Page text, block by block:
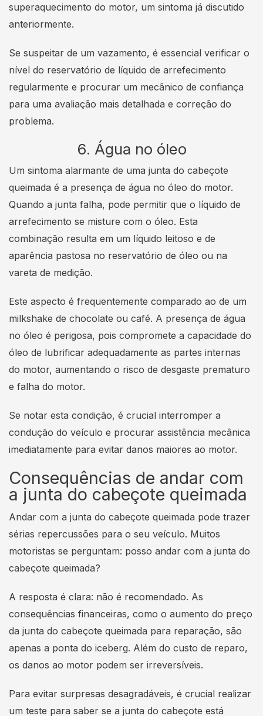
superaquecimento do motor, um sintoma já discutido
anteriormente.
Se suspeitar de um vazamento, é essencial verificar o
nível do reservatório de líquido de arrefecimento
regularmente e procurar um mecânico de confiança
para uma avaliação mais detalhada e correção do
problema.
6. Água no óleo
Um sintoma alarmante de uma junta do cabeçote
queimada é a presença de água no óleo do motor.
Quando a junta falha, pode permitir que o líquido de
arrefecimento se misture com o óleo. Esta
combinação resulta em um líquido leitoso e de
aparência pastosa no reservatório de óleo ou na
vareta de medição.
Este aspecto é frequentemente comparado ao de um
milkshake de chocolate ou café. A presença de água
no óleo é perigosa, pois compromete a capacidade do
óleo de lubrificar adequadamente as partes internas
do motor, aumentando o risco de desgaste prematuro
e falha do motor.
Se notar esta condição, é crucial interromper a
condução do veículo e procurar assistência mecânica
imediatamente para evitar danos maiores ao motor.
Consequências de andar com
a junta do cabeçote queimada
Andar com a junta do cabeçote queimada pode trazer
sérias repercussões para o seu veículo. Muitos
motoristas se perguntam: posso andar com a junta do
cabeçote queimada?
A resposta é clara: não é recomendado. As
consequências financeiras, como o aumento do preço
da junta do cabeçote queimada para reparação, são
apenas a ponta do iceberg. Além do custo de reparo,
os danos ao motor podem ser irreversíveis.
Para evitar surpresas desagradáveis, é crucial realizar
um teste para saber se a junta do cabeçote está